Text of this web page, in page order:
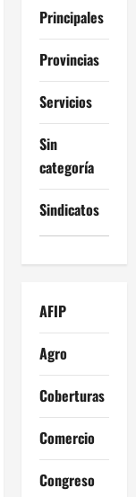
Principales
Provincias
Servicios
Sin
categoría
Sindicatos
AFIP
Agro
Coberturas
Comercio
Congreso